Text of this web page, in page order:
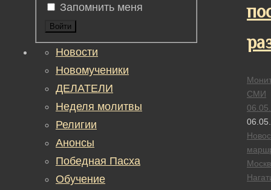
СМИ
Запомнить меня
Войти
Новости
Новомученики
ДЕЛАТЕЛИ
Неделя молитвы
Религии
Анонсы
Победная Пасха
Обучение